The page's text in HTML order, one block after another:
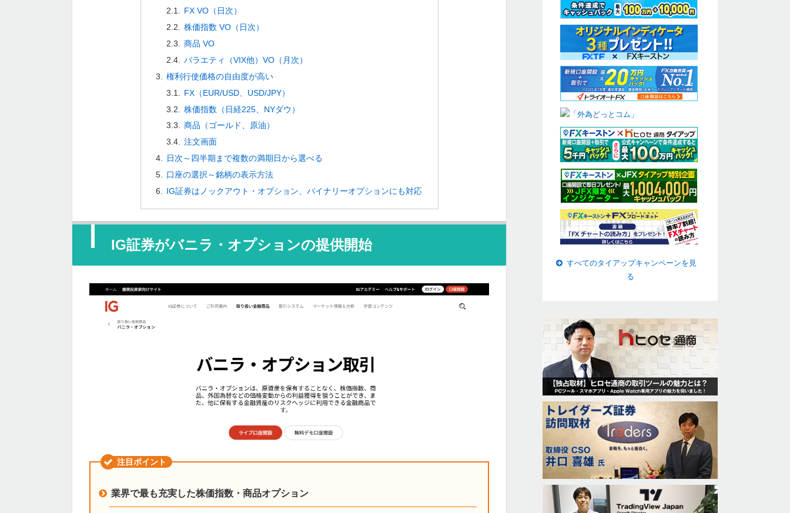
FX VO（日次）
株価指数 VO（日次）
商品 VO
バラエティ（VIX他）VO（月次）
権利行使価格の自由度が高い
FX（EUR/USD、USD/JPY）
株価指数（日経225、NYダウ）
商品（ゴールド、原油）
注文画面
日次～四半期まで複数の満期日から選べる
口座の選択～銘柄の表示方法
IG証券はノックアウト・オプション、バイナリーオプションにも対応
IG証券がバニラ・オプションの提供開始
注目ポイント
業界で最も充実した株価指数・商品オプション
すべてのタイアップキャンペーンを見
る